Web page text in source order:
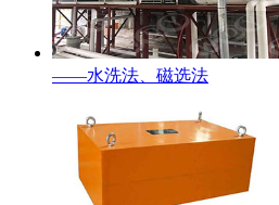
——水洗法、磁选法